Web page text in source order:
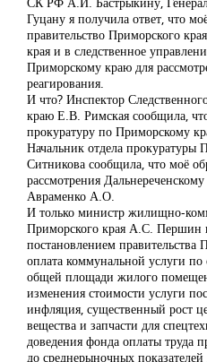
Гуцану я получила ответ, что
правительство Приморского
края и в следственное
Приморскому краю для
реагирования.
И что? Инспектор
краю Е.В. Римская сообщила,
прокуратуру по Приморскому
Начальник отдела прокуратуры
Ситникова сообщила, что моё
рассмотрения
Авраменко А.О.
И только министр жилищно-
Приморского края А.С. Першин
постановлением правительства
оплата коммунальной услуги
общей площади жилого
изменения стоимости услуги
инфляция, существенный рост
вещества и запчасти для
доведения фонда оплаты труда
до среднерыночных